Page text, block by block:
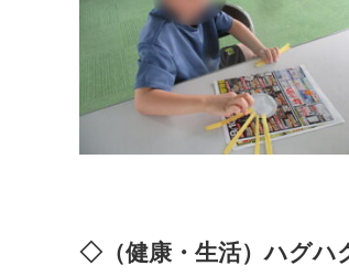
◇（健康・生活）ハグハ